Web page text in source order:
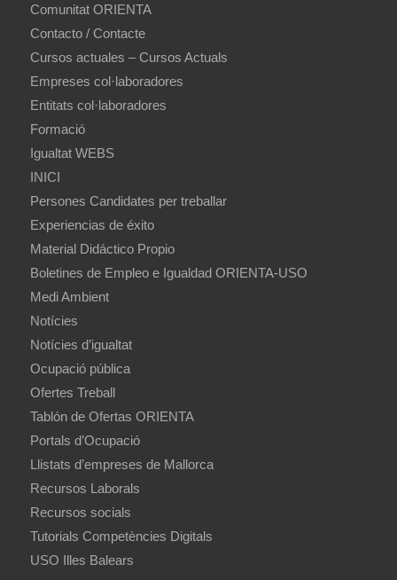
Comunitat ORIENTA
Contacto / Contacte
Cursos actuales – Cursos Actuals
Empreses col·laboradores
Entitats col·laboradores
Formació
Igualtat WEBS
INICI
Persones Candidates per treballar
Experiencias de éxito
Material Didáctico Propio
Boletines de Empleo e Igualdad ORIENTA-USO
Medi Ambient
Notícies
Notícies d’igualtat
Ocupació pública
Ofertes Treball
Tablón de Ofertas ORIENTA
Portals d’Ocupació
Llistats d’empreses de Mallorca
Recursos Laborals
Recursos socials
Tutorials Competències Digitals
USO Illes Balears